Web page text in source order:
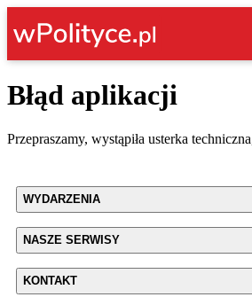
Błąd aplikacji
Przepraszamy, wystąpiła usterka
WYDARZENIA
NASZE SERWISY
KONTAKT